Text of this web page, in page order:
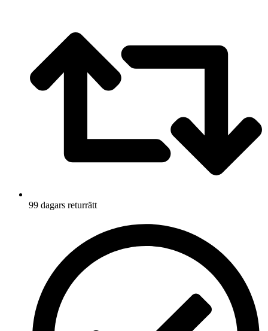
99 dagars returrätt